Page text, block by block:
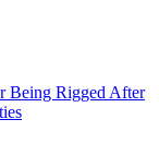
Being Rigged After